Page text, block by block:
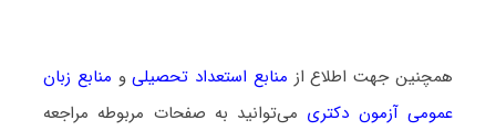
همچنین جهت اطلاع از منابع استعداد تحصیلیو منابع زبان
عمومی آزمون دکتری می‌توانید به صفحات مربوطه مراجعه